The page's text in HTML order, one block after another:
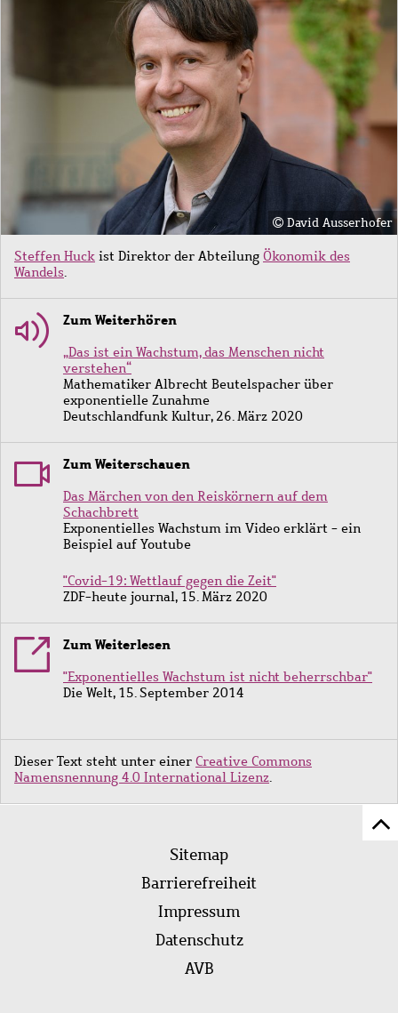
David Ausserhofer
Steffen Huck ist Direktor der Abteilung Ökonomik des
Wandels.
Zum Weiterhören
„Das ist ein Wachstum, das Menschen nicht
verstehen“
Mathematiker Albrecht Beutelspacher über
exponentielle Zunahme
Deutschlandfunk Kultur, 26. März 2020
Zum Weiterschauen
Das Märchen von den Reiskörnern auf dem
Schachbrett
Exponentielles Wachstum im Video erklärt - ein
Beispiel auf Youtube
"Covid-19: Wettlauf gegen die Zeit"
ZDF-heute journal, 15. März 2020
Zum Weiterlesen
"Exponentielles Wachstum ist nicht beherrschbar"
Die Welt, 15. September 2014
Dieser Text steht unter einer Creative Commons
Namensnennung 4.0 International Lizenz.
Fußleistenmenü
Sitemap
Barrierefreiheit
Impressum
Datenschutz
AVB